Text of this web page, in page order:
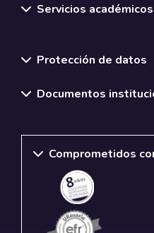
Servicios académicos
Protección de datos
Documentos
Comprometidos